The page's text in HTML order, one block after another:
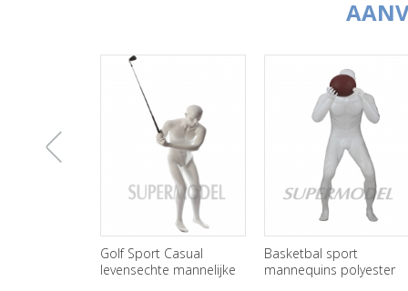
Golf Sport Casual
levensechte mannelijke
Basketbal sport
mannequins polyester